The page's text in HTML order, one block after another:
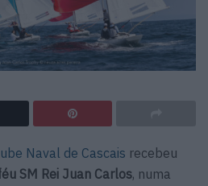
Naval de Cascais recebeu
SM Rei Juan Carlos, numa